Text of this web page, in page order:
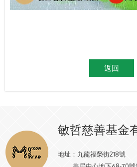
返回
敏哲慈善基金
地址： 九龍福榮街218號